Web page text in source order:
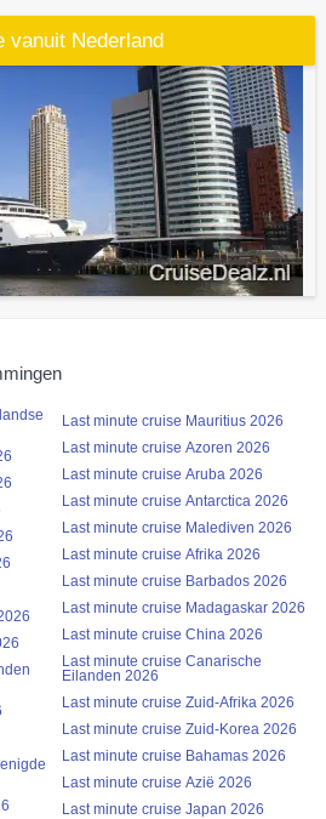
vanuit Nederland
Last minute cruise Mauritius 2026
Last minute cruise Azoren 2026
Last minute cruise Aruba 2026
Last minute cruise Antarctica 2026
Last minute cruise Malediven 2026
Last minute cruise Afrika 2026
Last minute cruise Barbados 2026
Last minute cruise Madagaskar 2026
Last minute cruise China 2026
Last minute cruise Canarische
Eilanden 2026
Last minute cruise Zuid-Afrika 2026
Last minute cruise Zuid-Korea 2026
Last minute cruise Bahamas 2026
Last minute cruise Azië 2026
Last minute cruise Japan 2026